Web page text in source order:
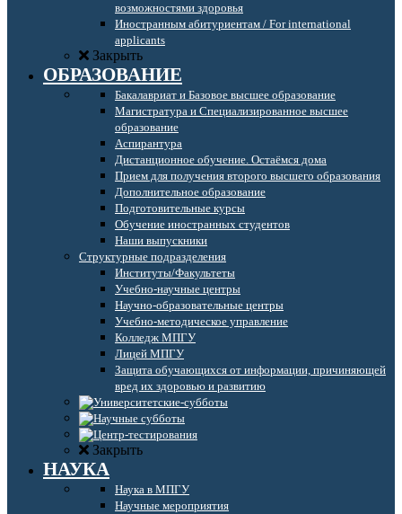
возможностями здоровья
Иностранным абитуриентам / For international
applicants
Закрыть
ОБРАЗОВАНИЕ
Бакалавриат и Базовое высшее образование
Магистратура и Специализированное высшее
образование
Аспирантура
Дистанционное обучение. Остаёмся дома
Прием для получения второго высшего образования
Дополнительное образование
Подготовительные курсы
Обучение иностранных студентов
Наши выпускники
Структурные подразделения
Институты/Факультеты
Учебно-научные центры
Научно-образовательные центры
Учебно-методическое управление
Колледж МПГУ
Лицей МПГУ
Защита обучающихся от информации, причиняющей
вред их здоровью и развитию
Закрыть
НАУКА
Наука в МПГУ
Научные мероприятия